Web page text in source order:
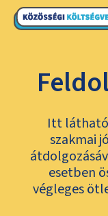
Itt
szakmai
esetben
végleges